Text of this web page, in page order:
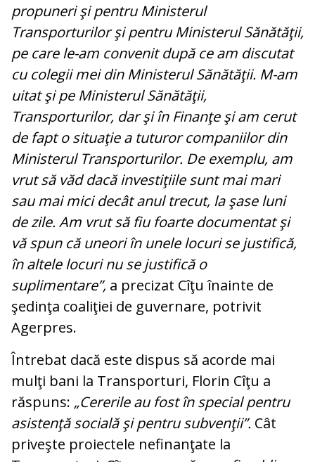
propuneri şi pentru Ministerul
Transporturilor şi pentru Ministerul Sănătăţii,
pe care le-am convenit după ce am discutat
cu colegii mei din Ministerul Sănătăţii. M-am
uitat şi pe Ministerul Sănătăţii,
Transporturilor, dar şi în Finanţe şi am cerut
de fapt o situaţie a tuturor companiilor din
Ministerul Transporturilor. De exemplu, am
vrut să văd dacă investiţiile sunt mai mari
sau mai mici decât anul trecut, la şase luni
de zile. Am vrut să fiu foarte documentat şi
vă spun că uneori în unele locuri se justifică,
în altele locuri nu se justifică o
suplimentare”, a precizat Cîţu înainte de
şedinţa coaliţiei de guvernare, potrivit
Agerpres.
Întrebat dacă este dispus să acorde mai
mulţi bani la Transporturi, Florin Cîţu a
răspuns: „Cererile au fost în special pentru
asistenţă socială şi pentru subvenţii”. Cât
priveşte proiectele nefinanţate la